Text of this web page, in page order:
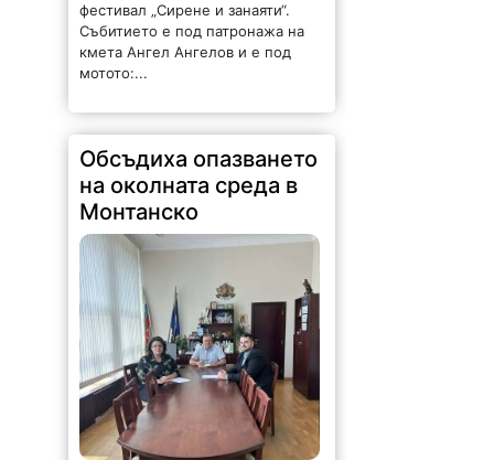
фестивал „Сирене и занаяти“.
Събитието е под патронажа на
кмета Ангел Ангелов и е под
мотото:...
Обсъдиха опазването
на околната среда в
Монтанско